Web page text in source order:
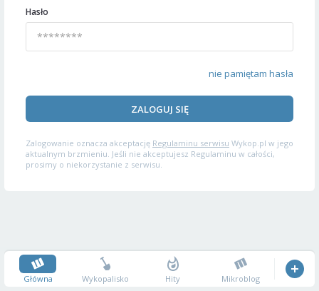
Hasło
nie pamiętam hasła
ZALOGUJ SIĘ
Zalogowanie oznacza akceptację Regulaminu serwisu Wykop.pl w jego
aktualnym brzmieniu. Jeśli nie akceptujesz Regulaminu w całości,
prosimy o niekorzystanie z serwisu.
Główna Wykopalisko Hity Mikroblog